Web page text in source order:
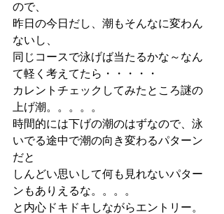
ので、
昨日の今日だし、潮もそんなに変わん
ないし、
同じコースで泳げば当たるかな～なん
て軽く考えてたら・・・・・
カレントチェックしてみたところ謎の
上げ潮。。。。。
時間的には下げの潮のはずなので、泳
いでる途中で潮の向き変わるパターン
だと
しんどい思いして何も見れないパター
ンもありえるな。。。。
と内心ドキドキしながらエントリー。